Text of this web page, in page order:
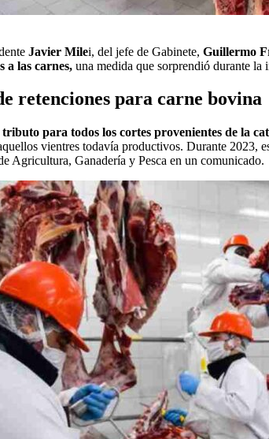
Javier Milei, del jefe de Gabinete, Guillermo
a las carnes, una medida que sorprendió durante
retenciones para carne bovina
para todos los cortes provenientes de la
vientres todavía productivos. Durante 2023,
Agricultura, Ganadería y Pesca en un comunicado.